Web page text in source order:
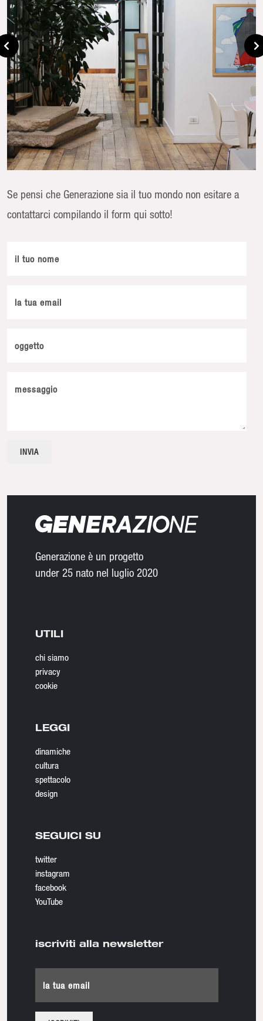
Se pensi che Generazione sia il tuo mondo non esitare a
contattarci compilando il form qui sotto!
il tuo nome
la tua email
oggetto
messaggio
Generazione è un progetto
under 25 nato nel luglio 2020
UTILI
chi siamo
privacy
cookie
LEGGI
dinamiche
cultura
spettacolo
design
SEGUICI SU
twitter
instagram
facebook
YouTube
iscriviti alla newsletter
la tua email